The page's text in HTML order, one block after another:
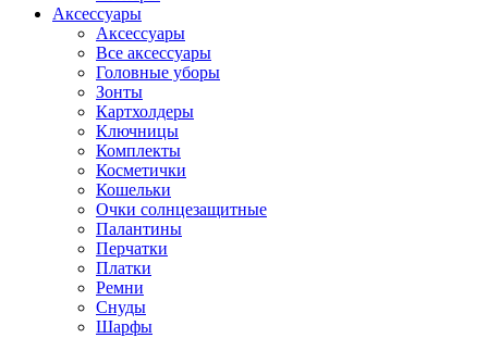
Аксессуары
Аксессуары
Все аксессуары
Головные уборы
Зонты
Картхолдеры
Ключницы
Комплекты
Косметички
Кошельки
Очки солнцезащитные
Палантины
Перчатки
Платки
Ремни
Снуды
Шарфы